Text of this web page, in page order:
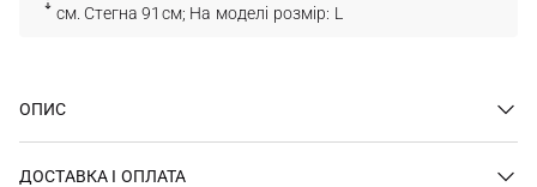
см. Стегна 91см; На моделі розмір: L
ОПИС
ДОСТАВКА І ОПЛАТА